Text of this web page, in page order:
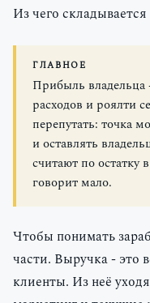
Из чего
ГЛАВНОЕ
Прибыль владельца
расходов и роялти
перепутать: точка
и оставлять
считают по остатку
говорит мало.
Чтобы понимать
части. Выручка - это
клиенты. Из неё